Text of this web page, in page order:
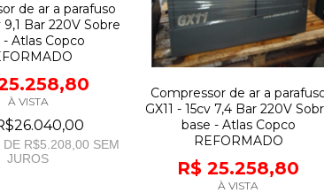
de ar a parafuso
9,1 Bar 220V Sobre
- Atlas Copco
À VISTA
DE R$5.208,00 SEM
JUROS
Compressor de ar a
GX11 - 15cv 7,4 Bar 220V
base - Atlas Copco
REFORMADO
R$ 25.258,80
À VISTA